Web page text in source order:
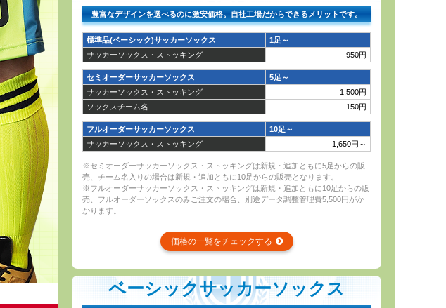
豊富なデザインを選べるのに激安価格。自社工場だからできるメリットです。
標準品(ベーシック)サッカーソックス
1足～
サッカーソックス・ストッキング
950円
セミオーダーサッカーソックス
5足～
サッカーソックス・ストッキング
1,500円
ソックスチーム名
150円
フルオーダーサッカーソックス
10足～
サッカーソックス・ストッキング
1,650円～
※セミオーダーサッカーソックス・ストッキングは新規・追加ともに5足からの販
売、チーム名入りの場合は新規・追加ともに10足からの販売となります。
※フルオーダーサッカーソックス・ストッキングは新規・追加ともに10足からの販
売、フルオーダーソックスのみご注文の場合、別途データ調整管理費5,500円がか
かります。
価格の一覧をチェックする
ベーシックサッカーソックス